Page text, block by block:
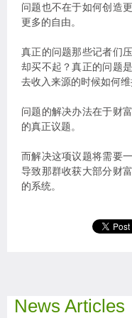
问题也不在于如何创造
更多的自由。
真正的问题那些记者们
却买不起？真正的问题
去收入来源的时候如何维
问题的解决办法在于财
的真正议题。
而解决这项议题将需要
导致那群收获大部分财
的系统。
News Articles